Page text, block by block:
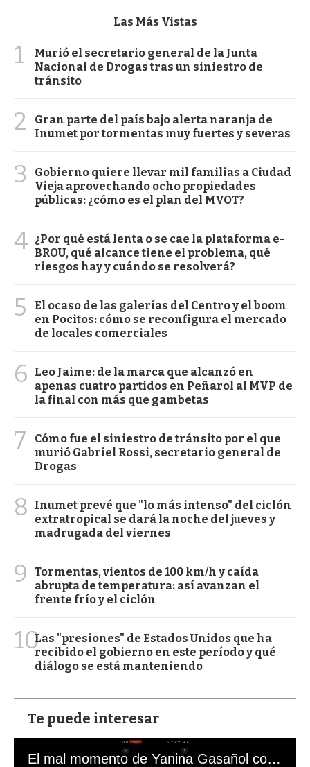
Las Más Vistas
1
Murió el secretario general de la Junta
Nacional de Drogas tras un siniestro de
tránsito
2
Gran parte del país bajo alerta naranja de
Inumet por tormentas muy fuertes y severas
3
Gobierno quiere llevar mil familias a Ciudad
Vieja aprovechando ocho propiedades
públicas: ¿cómo es el plan del MVOT?
4 ¿Por qué está lenta o se cae la plataforma e-
BROU, qué alcance tiene el problema, qué
riesgos hay y cuándo se resolverá?
5
El ocaso de las galerías del Centro y el boom
en Pocitos: cómo se reconfigura el mercado
de locales comerciales
6
Leo Jaime: de la marca que alcanzó en
apenas cuatro partidos en Peñarol al MVP de
la final con más que gambetas
7
Cómo fue el siniestro de tránsito por el que
murió Gabriel Rossi, secretario general de
Drogas
8
Inumet prevé que "lo más intenso" del ciclón
extratropical se dará la noche del jueves y
madrugada del viernes
9
Tormentas, vientos de 100 km/h y caída
abrupta de temperatura: así avanzan el
frente frío y el ciclón
10Las "presiones" de Estados Unidos que ha
recibido el gobierno en este período y qué
diálogo se está manteniendo
Te puede interesar
El mal momento de Yanina Gasañol con un hincha argentino en "Subrayado"